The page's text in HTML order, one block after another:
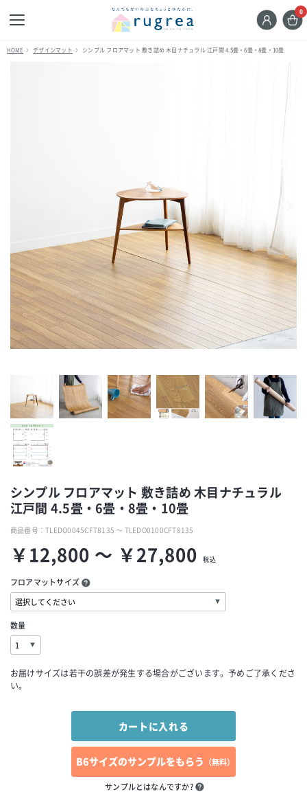
0
HOME デザインマット シンプル フロアマット 敷き詰め 木目ナチュラル 江戸間 4.5畳・6畳・8畳・10畳
シンプル フロアマット 敷き詰め 木目ナチュラル
江戸間 4.5畳・6畳・8畳・10畳
商品番号：TLEDO0045CFT8135 ～ TLEDO0100CFT8135
￥12,800 ～ ￥27,800 税込
フロアマットサイズ
数量
お届けサイズは若干の誤差が発生する場合がございます。予めご了承くださ
い。
B6サイズのサンプルをもらう （無料）
サンプルとはなんですか?